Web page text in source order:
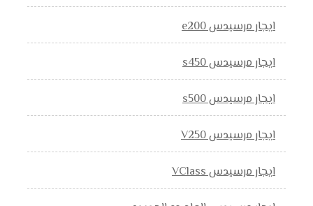
ايجار مرسيدس e200
ايجار مرسيدس s450
ايجار مرسيدس s500
ايجار مرسيدس V250
ايجار مرسيدس VClass